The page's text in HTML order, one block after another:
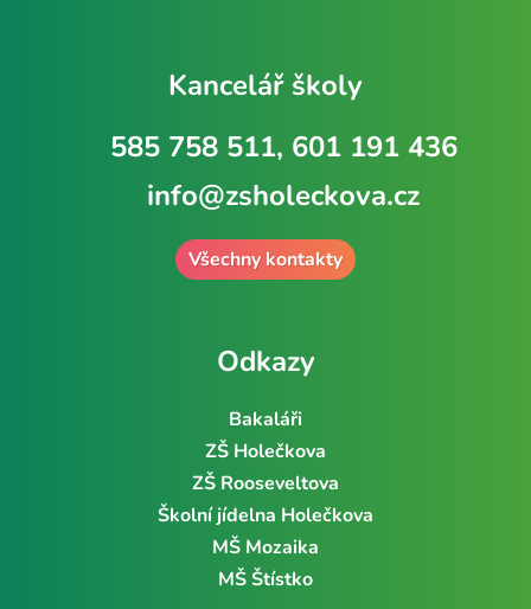
Kancelář školy
585 758 511, 601 191 436
info@zsholeckova.cz
Všechny kontakty
Odkazy
Bakaláři
ZŠ Holečkova
ZŠ Rooseveltova
Školní jídelna Holečkova
MŠ Mozaika
MŠ Štístko